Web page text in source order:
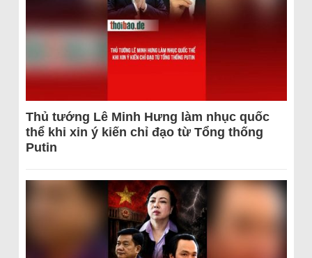
Thủ tướng Lê Minh Hưng làm nhục quốc
thể khi xin ý kiến chỉ đạo từ Tổng thống
Putin